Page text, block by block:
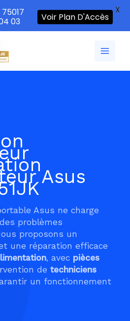
Asus
Asus ne charge
problèmes
proposons un
une réparation efficace
, avec pièces
de techniciens
un fonctionnement
03
Voir Plan D'Accès
X